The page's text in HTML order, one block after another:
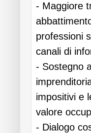
- Maggiore
professioni
canali di
- Sostegno
impositivi e
valore
- Dialogo